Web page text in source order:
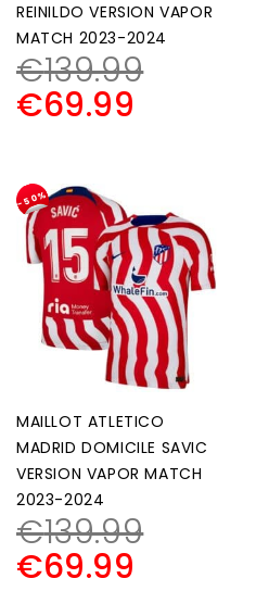
REINILDO VERSION VAPOR
MATCH 2023-2024
€139.99
€69.99
-50%
MAILLOT ATLETICO
MADRID DOMICILE SAVIC
VERSION VAPOR MATCH
2023-2024
€139.99
€69.99